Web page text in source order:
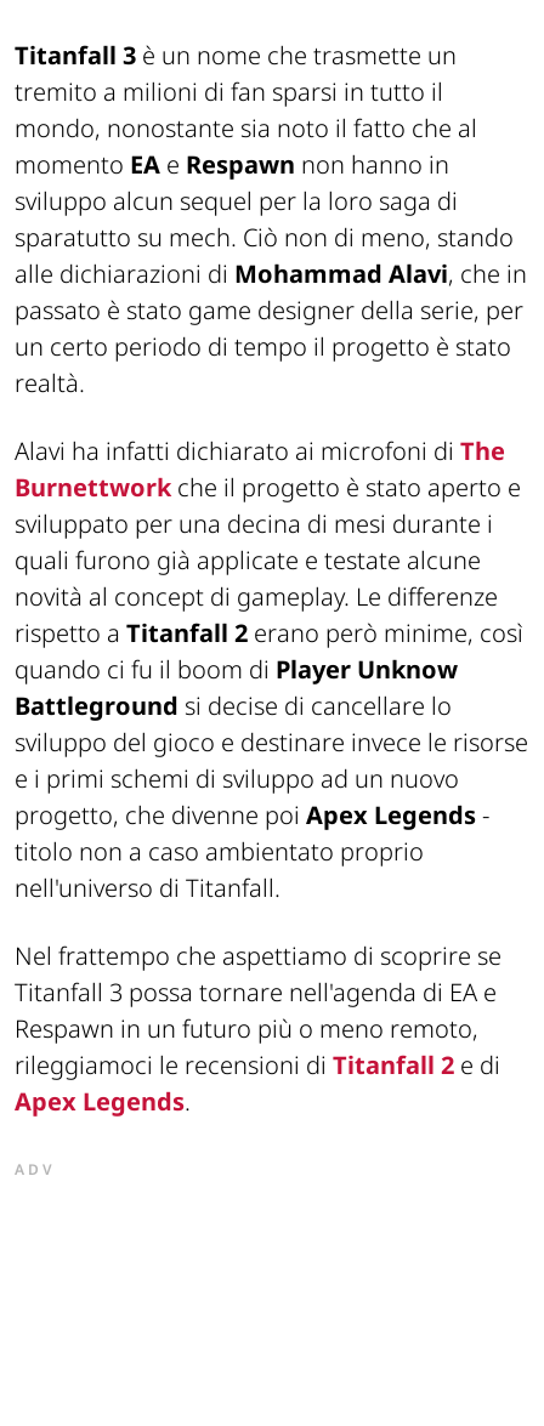
Titanfall 3 è un nome che trasmette un
tremito a milioni di fan sparsi in tutto il
mondo, nonostante sia noto il fatto che al
momento EA e Respawn non hanno in
sviluppo alcun sequel per la loro saga di
sparatutto su mech. Ciò non di meno, stando
alle dichiarazioni di Mohammad Alavi, che in
passato è stato game designer della serie, per
un certo periodo di tempo il progetto è stato
realtà.
Alavi ha infatti dichiarato ai microfoni di The
Burnettworkche il progetto è stato aperto e
sviluppato per una decina di mesi durante i
quali furono già applicate e testate alcune
novità al concept di gameplay. Le differenze
rispetto a Titanfall 2 erano però minime, così
quando ci fu il boom di Player Unknow
Battleground si decise di cancellare lo
sviluppo del gioco e destinare invece le risorse
e i primi schemi di sviluppo ad un nuovo
progetto, che divenne poi Apex Legends-
titolo non a caso ambientato proprio
nell'universo di Titanfall.
Nel frattempo che aspettiamo di scoprire se
Titanfall 3 possa tornare nell'agenda di EA e
Respawn in un futuro più o meno remoto,
rileggiamoci le recensioni di Titanfall 2 e di
Apex Legends.
ADV